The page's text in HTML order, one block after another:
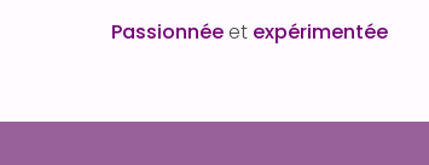
Passionnéeet expérimentée